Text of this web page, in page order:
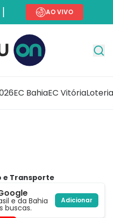
AO VIVO
EC BahiaEC Vitória
e Transporte
e da Bahia
buscas.
Adicionar